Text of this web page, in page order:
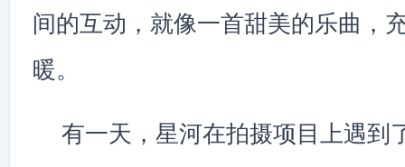
间的互动，就像一首甜美的乐曲，
暖。
有一天，星河在拍摄项目上遇到